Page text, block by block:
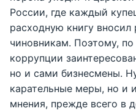
России, где каждый
расходную книгу
чиновникам. Поэтому,
коррупции
но и сами бизнесмены.
карательные меры, но и
мнения, прежде всего в